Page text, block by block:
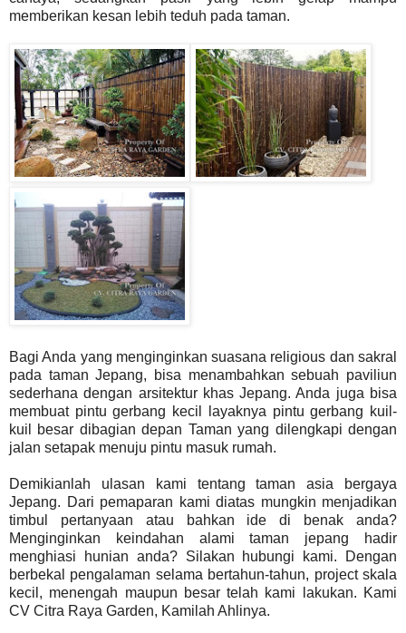
memberikan kesan lebih teduh pada taman.
Bagi Anda yang menginginkan suasana religious dan sakral
pada taman Jepang, bisa menambahkan sebuah paviliun
sederhana dengan arsitektur khas Jepang. Anda juga bisa
membuat pintu gerbang kecil layaknya pintu gerbang kuil-
kuil besar dibagian depan Taman yang dilengkapi dengan
jalan setapak menuju pintu masuk rumah.
Demikianlah ulasan kami tentang taman asia bergaya
Jepang. Dari pemaparan kami diatas mungkin menjadikan
timbul pertanyaan atau bahkan ide di benak anda?
Menginginkan keindahan alami taman jepang hadir
menghiasi hunian anda? Silakan hubungi kami. Dengan
berbekal pengalaman selama bertahun-tahun, project skala
kecil, menengah maupun besar telah kami lakukan. Kami
CV Citra Raya Garden, Kamilah Ahlinya.